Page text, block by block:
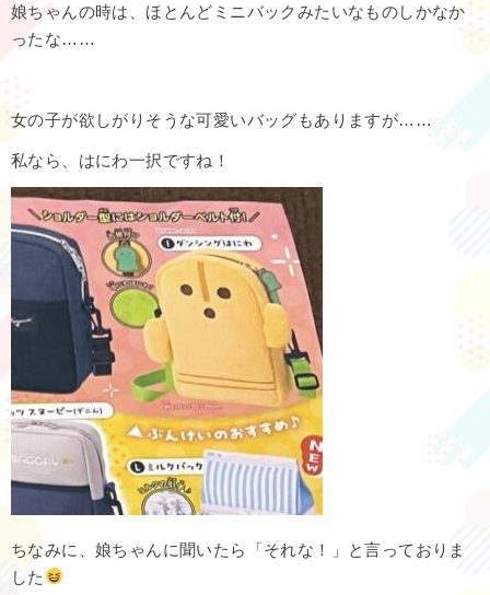
娘ちゃんの時は、ほとんどミニバックみたいなものしかなか
ったな……
女の子が欲しがりそうな可愛いバッグもありますが……
私なら、はにわ一択ですね！
ちなみに、娘ちゃんに聞いたら「それな！」と言っておりま
した